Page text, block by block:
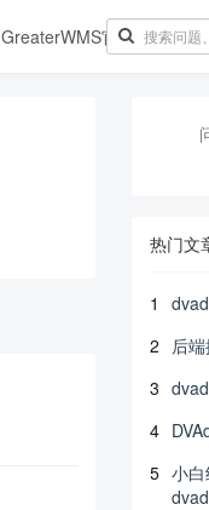
GreaterWMS官网
热门文
1
2 后
3
4
5 小